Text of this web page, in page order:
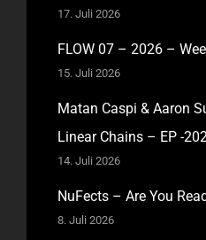
17. Juli 2026
FLOW 07 – 2026 –
15. Juli 2026
Matan Caspi & Aaron
Linear Chains – EP -
14. Juli 2026
NuFects – Are You
8. Juli 2026